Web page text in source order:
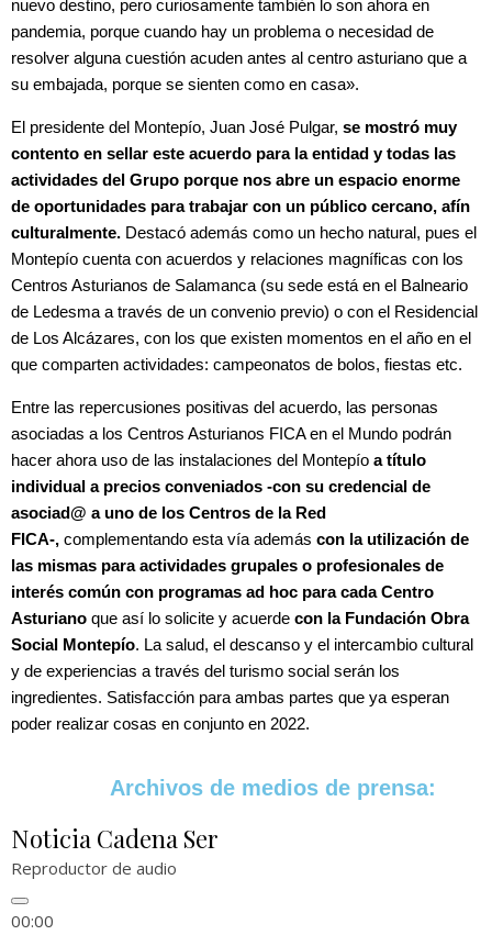
nuevo destino, pero curiosamente también lo son ahora en
pandemia, porque cuando hay un problema o necesidad de
resolver alguna cuestión acuden antes al centro asturiano que a
su embajada, porque se sienten como en casa».
El presidente del Montepío, Juan José Pulgar, se mostró muy
contento en sellar este acuerdo para la entidad y todas las
actividades del Grupo porque nos abre un espacio enorme
de oportunidades para trabajar con un público cercano, afín
culturalmente. Destacó además como un hecho natural, pues el
Montepío cuenta con acuerdos y relaciones magníficas con los
Centros Asturianos de Salamanca (su sede está en el Balneario
de Ledesma a través de un convenio previo) o con el Residencial
de Los Alcázares, con los que existen momentos en el año en el
que comparten actividades: campeonatos de bolos, fiestas etc.
Entre las repercusiones positivas del acuerdo, las personas
asociadas a los Centros Asturianos FICA en el Mundo podrán
hacer ahora uso de las instalaciones del Montepío a título
individual a precios conveniados -con su credencial de
asociad@ a uno de los Centros de la Red
FICA-, complementando esta vía además con la utilización de
las mismas para actividades grupales o profesionales de
interés común con programas ad hoc para cada Centro
Asturiano que así lo solicite y acuerde con la Fundación Obra
Social Montepío. La salud, el descanso y el intercambio cultural
y de experiencias a través del turismo social serán los
ingredientes. Satisfacción para ambas partes que ya esperan
poder realizar cosas en conjunto en 2022.
Archivos de medios de prensa:
Noticia Cadena Ser
Reproductor de audio
00:00